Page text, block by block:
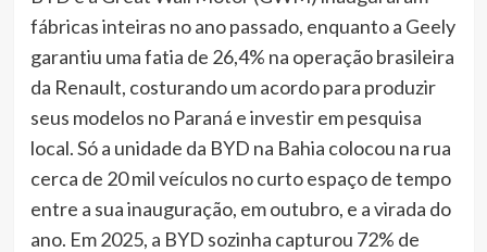
fábricas inteiras no ano passado, enquanto a Geely
garantiu uma fatia de 26,4% na operação brasileira
da Renault, costurando um acordo para produzir
seus modelos no Paraná e investir em pesquisa
local. Só a unidade da BYD na Bahia colocou na rua
cerca de 20 mil veículos no curto espaço de tempo
entre a sua inauguração, em outubro, e a virada do
ano. Em 2025, a BYD sozinha capturou 72% de